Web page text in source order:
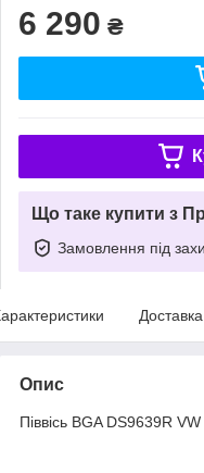
6 290 ₴
Що таке купити з
Замовлення під
Доставка
Опис
Піввісь BGA DS9639R